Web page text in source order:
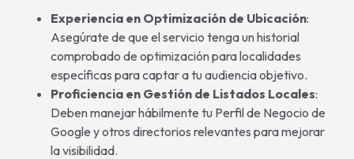
Experiencia en Optimización de Ubicación:
Asegúrate de que el servicio tenga un historial
comprobado de optimización para localidades
específicas para captar a tu audiencia objetivo.
Proficiencia en Gestión de Listados Locales:
Deben manejar hábilmente tu Perfil de Negocio de
Google y otros directorios relevantes para mejorar
la visibilidad.